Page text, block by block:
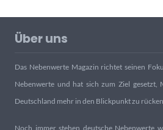
Über uns
Das Nebenwerte Magazin richtet seinen
Nebenwerte und hat sich zum Ziel gesetzt,
Deutschland mehr in den Blickpunkt zu
Noch immer stehen deutsche Nebenwerte